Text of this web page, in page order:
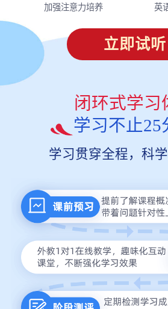
加强注意力培养
英
立即试听
闭环式学习
学习不止25
学习贯穿全程，科